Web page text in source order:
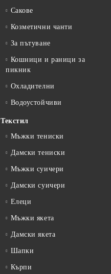
Сакове
Козметични чанти
За пътуване
Кошници и раници за
пикник
Охладителни
Водоустойчиви
Текстил
Мъжки тениски
Дамски тениски
Мъжки суичери
Дамски суичери
Елеци
Мъжки якета
Дамски якета
Шапки
Кърпи